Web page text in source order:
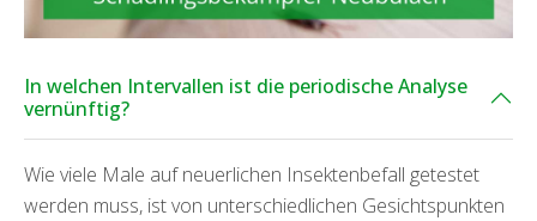
In welchen Intervallen ist die periodische Analyse
vernünftig?
Wie viele Male auf neuerlichen Insektenbefall getestet
werden muss, ist von unterschiedlichen Gesichtspunkten